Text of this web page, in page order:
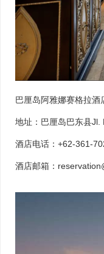
巴厘岛阿雅娜赛格拉酒
地址：巴厘岛巴东县
酒店电话：+62-361-
酒店邮箱：